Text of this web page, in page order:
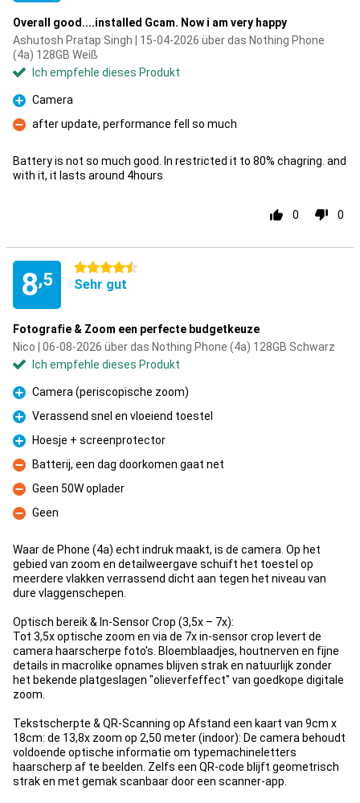
Overall good....installed Gcam. Now i am very happy
Ashutosh Pratap Singh | 15-04-2026 über das Nothing Phone
(4a) 128GB Weiß
Ich empfehle dieses Produkt
Pro
Camera
Kontra
after update, performance fell so much
Battery is not so much good. In restricted it to 80% chagring. and
with it, it lasts around 4hours
0 0
8,5
4.5 Sterne
Sehr gut
Fotografie & Zoom een perfecte budgetkeuze
Nico | 06-08-2026 über das Nothing Phone (4a) 128GB Schwarz
Ich empfehle dieses Produkt
Pro
Camera (periscopische zoom)
Pro
Verassend snel en vloeiend toestel
Pro
Hoesje + screenprotector
Kontra
Batterij, een dag doorkomen gaat net
Kontra
Geen 50W oplader
Kontra
Geen
Waar de Phone (4a) echt indruk maakt, is de camera. Op het
gebied van zoom en detailweergave schuift het toestel op
meerdere vlakken verrassend dicht aan tegen het niveau van
dure vlaggenschepen.
​Optisch bereik & In-Sensor Crop (3,5x – 7x):
Tot 3,5x optische zoom en via de 7x in-sensor crop levert de
camera haarscherpe foto's. Bloemblaadjes, houtnerven en fijne
details in macrolike opnames blijven strak en natuurlijk zonder
het bekende platgeslagen "olieverfeffect" van goedkope digitale
zoom.
​Tekstscherpte & QR-Scanning op Afstand een kaart van 9cm x
18cm: de ​13,8x zoom op 2,50 meter (indoor): De camera behoudt
voldoende optische informatie om typemachineletters
haarscherp af te beelden. Zelfs een QR-code blijft geometrisch
strak en met gemak scanbaar door een scanner-app.